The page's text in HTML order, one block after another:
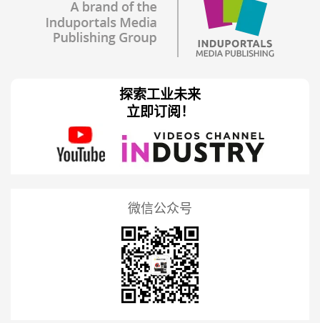
探索工业未来
立即订阅！
微信公众号